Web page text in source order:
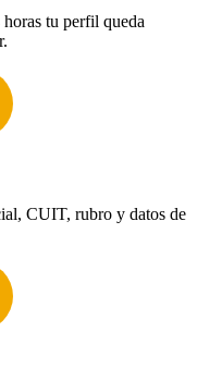
tu perfil queda
CUIT, rubro y datos de